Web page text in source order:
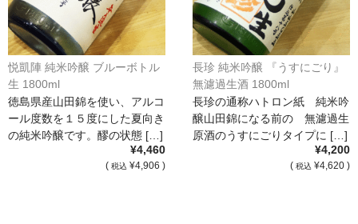
Marcel Lapierre（ﾏﾙｾﾙ・ﾗﾋﾟｴｰﾙ）
Philippe Jambon（ﾌｨﾘｯﾌﾟ･ｼﾞｬﾝﾎﾞﾝ）
Roblet Monnot（ﾛﾌﾞﾚ･ﾓﾉ）
France Cotes du Rhone /ﾌﾗﾝｽ･ｺｰﾄ･ﾃﾞｭ･ﾛｰﾇ
Les Vignerons d’Estezargues（ｴｽﾃｻﾞﾙｸﾞ協同組合）
Les Champs Libres（ﾚ･ｼｬﾝ･ﾘｰﾌﾞﾙ）
悦凱陣 純米吟醸 ブルーボトル
生 1800ml
徳島県産山田錦を使い、アルコ
ール度数を１５度にした夏向き
の純米吟醸です。醪の状態 […]
¥4,460
( 税込 ¥4,906 )
長珍 純米吟醸 『うすにごり』
無濾過生酒 1800ml
長珍の通称ハトロン紙 純米吟
醸山田錦になる前の 無濾過生
原酒のうすにごりタイプに […]
¥4,200
( 税込 ¥4,620 )